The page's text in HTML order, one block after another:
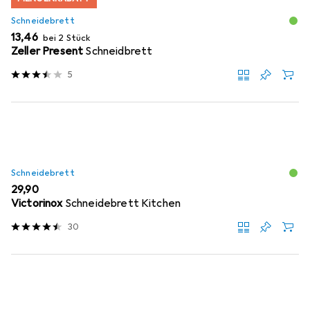
Schneidebrett
EUR
13,46 bei 2 Stück
Zeller Present Schneidbrett
5
Schneidebrett
EUR
29,90
Victorinox Schneidebrett Kitchen
30